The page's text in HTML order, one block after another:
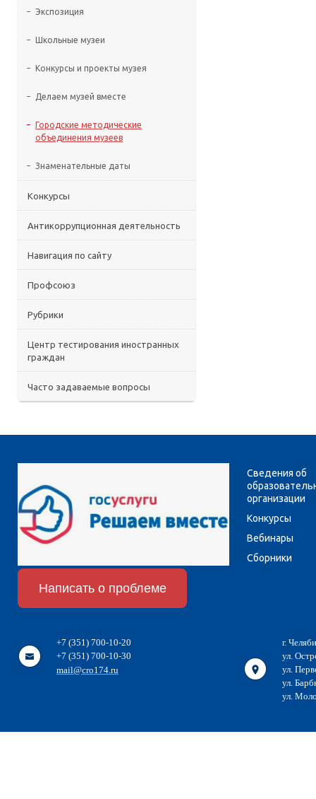
Экспозиция
Школьные музеи
Конкурсы и проекты музея
Делаем музей вместе
Городские методические
объединения музеев
Знаменательные даты
Конкурсы
Антикоррупционная деятельность
Навигация по сайту
Профсоюз
Рубрики
Центр тестирования иностранных
граждан
Часто задаваемые вопросы
Написать о проблеме
Сведения об
организации
Конкурсы
Вебинары
Сборники
+7 (351) 700-10-20
+7 (351) 700-10-30
mail@cro174.ru
г.
ул.
ул.
ул.
ул.